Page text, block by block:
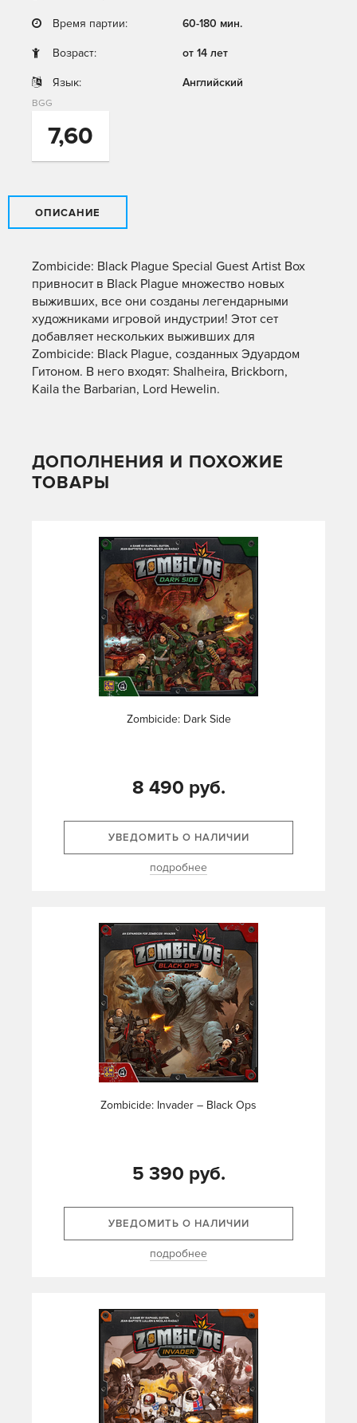
Время партии: 60-180 мин.
Возраст: от 14 лет
Язык: Английский
BGG
7,60
ОПИСАНИЕ
Zombicide: Black Plague Special Guest Artist Box
привносит в Black Plague множество новых
выживших, все они созданы легендарными
художниками игровой индустрии! Этот сет
добавляет нескольких выживших для
Zombicide: Black Plague, созданных Эдуардом
Гитоном. В него входят: Shalheira, Brickborn,
Kaila the Barbarian, Lord Hewelin.
ДОПОЛНЕНИЯ И ПОХОЖИЕ
ТОВАРЫ
Zombicide: Dark Side
8 490 руб.
УВЕДОМИТЬ О НАЛИЧИИ
подробнее
Zombicide: Invader – Black Ops
5 390 руб.
УВЕДОМИТЬ О НАЛИЧИИ
подробнее